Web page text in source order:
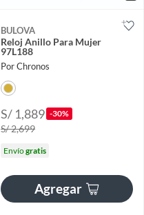
BULOVA
Reloj Anillo Para Mujer
97L188
Por Chronos
S/ 1,889 -30%
S/ 2,699
Envíogratis
Agregar